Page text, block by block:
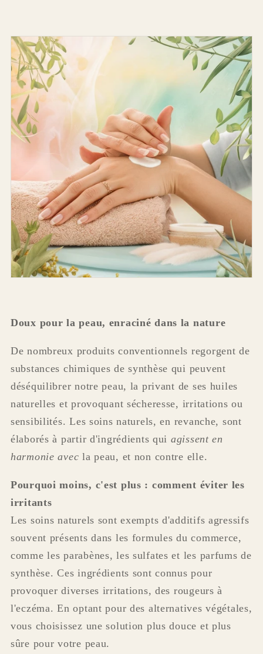
Doux pour la peau, enraciné dans la nature
De nombreux produits conventionnels regorgent de
substances chimiques de synthèse qui peuvent
déséquilibrer notre peau, la privant de ses huiles
naturelles et provoquant sécheresse, irritations ou
sensibilités. Les soins naturels, en revanche, sont
élaborés à partir d'ingrédients qui agissent en
harmonie avec la peau, et non contre elle.
Pourquoi moins, c'est plus : comment éviter les
irritants
Les soins naturels sont exempts d'additifs agressifs
souvent présents dans les formules du commerce,
comme les parabènes, les sulfates et les parfums de
synthèse. Ces ingrédients sont connus pour
provoquer diverses irritations, des rougeurs à
l'eczéma. En optant pour des alternatives végétales,
vous choisissez une solution plus douce et plus
sûre pour votre peau.